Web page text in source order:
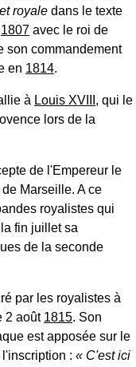
royale dans le texte
1807 avec le roi de
son commandement
en 1814.
à Louis XVIII , qui le
lors de la
de l'Empereur le
Marseille. A ce
royalistes qui
fin juillet sa
de la seconde
par les royalistes à
2 août 1815. Son
est apposée sur le
:
C'est ici